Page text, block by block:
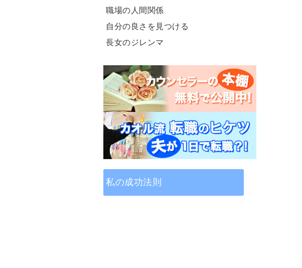
職場の人間関係
自分の良さを見つける
長女のジレンマ
私の成功法則